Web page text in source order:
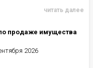
читать далее
продаже имущества
2026